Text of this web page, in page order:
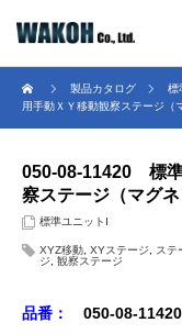
製品カタログ 標
用手動ＸＹ移動観察ステージ（
050-08-11420 標
察ステージ（マグネ
標準ユニットⅠ
XYZ移動 XYステージ ステ
ジ
観察ステージ
品番：
050-08-11420